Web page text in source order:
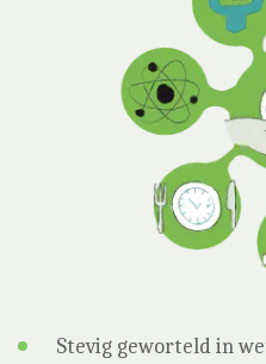
Stevig geworteld in